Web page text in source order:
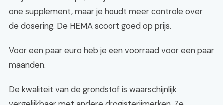
one supplement, maar je houdt meer controle over
de dosering. De HEMA scoort goed op prijs.
Voor een paar euro heb je een voorraad voor een paar
maanden.
De kwaliteit van de grondstof is waarschijnlijk